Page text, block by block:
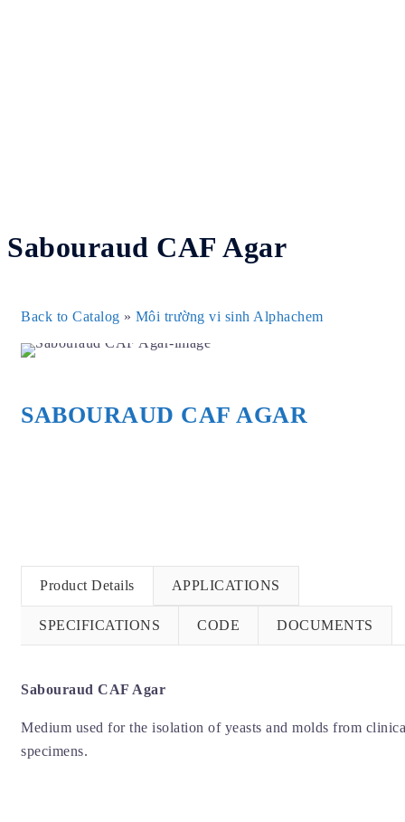
Sabouraud CAF Agar
Back to Catalog Môi trường vi sinh Alphachem
SABOURAUD CAF AGAR
Product Details APPLICATIONS
SPECIFICATIONS CODE DOCUMENTS
Sabouraud CAF Agar
Medium used for the isolation of yeasts and molds from
specimens.
navigation